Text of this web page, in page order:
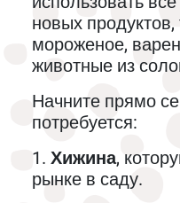
новых
мороженое,
животные из
Начните прямо
потребуется:
1. Хижина,
рынке в саду.